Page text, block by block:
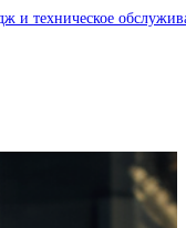
и техническое